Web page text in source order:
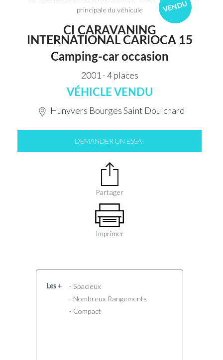
VENDU
CI CARAVANING
INTERNATIONAL CARIOCA 15
Camping-car occasion
2001 - 4 places
VÉHICLE VENDU
Hunyvers Bourges Saint Doulchard
DEMANDER UN ESSAI
Partager
Imprimer
Les +
- Spacieux
- Nombreux Rangements
- Compact